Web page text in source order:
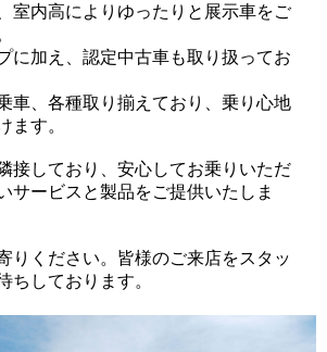
室内高によりゆったりと展示車をご
に加え、認定中古車も取り扱ってお
車、各種取り揃えており、乗り心地
ます。
接しており、安心してお乗りいただ
サービスと製品をご提供いたしま
りください。皆様のご来店をスタッ
ちしております。